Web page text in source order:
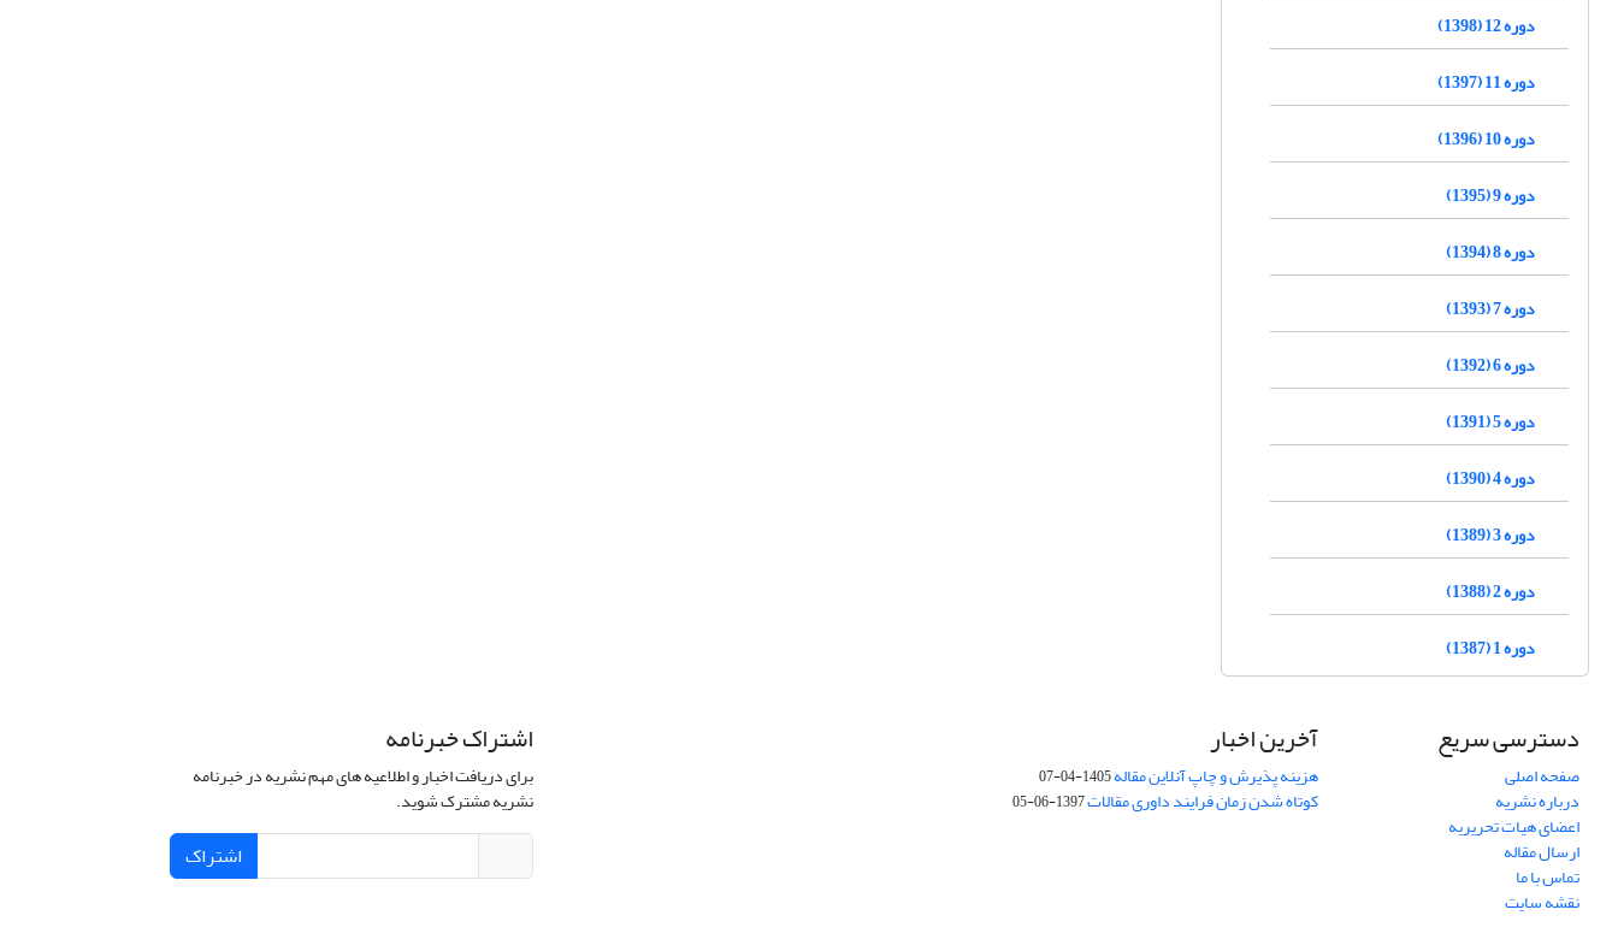
دوره 12 (1398)
دوره 11 (1397)
دوره 10 (1396)
دوره 9 (1395)
دوره 8 (1394)
دوره 7 (1393)
دوره 6 (1392)
دوره 5 (1391)
دوره 4 (1390)
دوره 3 (1389)
دوره 2 (1388)
دوره 1 (1387)
دسترسی سریع
صفحه اصلی
درباره نشریه
اعضای هیات تحریریه
ارسال مقاله
تماس با ما
نقشه سایت
آخرین اخبار
هزینه پذیرش و چاپ آنلاین مقاله1405-04-07
کوتاه شدن زمان فرایند داوری مقالات1397-06-05
اشتراک خبرنامه
برای دریافت اخبار و اطلاعیه های مهم نشریه در خبرنامه
نشریه مشترک شوید.
اشتراک